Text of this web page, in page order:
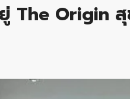
Origin สุ